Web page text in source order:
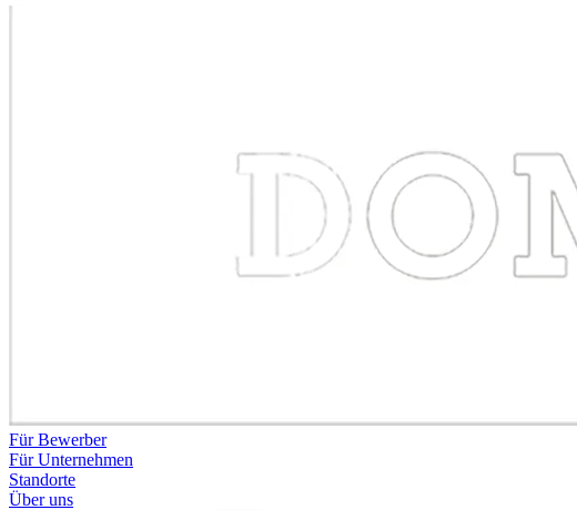
Für Bewerber
Für Unternehmen
Standorte
Über uns